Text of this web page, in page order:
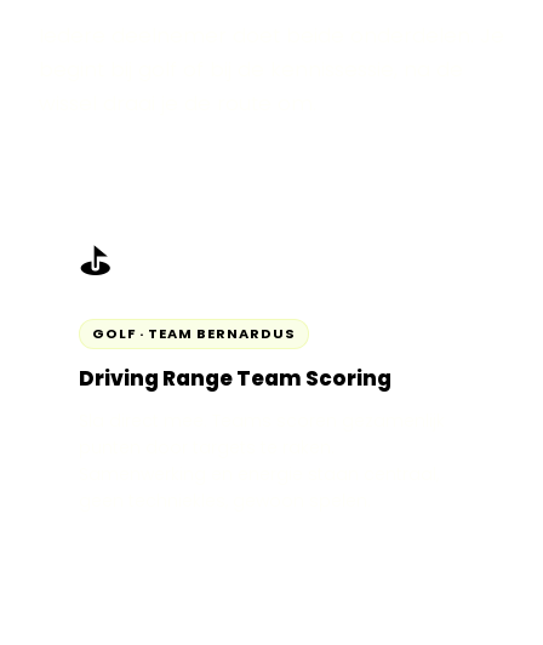
⛳
GOLF · TEAM BERNARDUS
Driving Range Team Scoring